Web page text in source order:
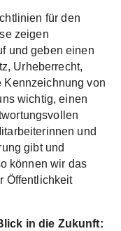
für den
zeigen
und geben einen
Urheberrecht,
Kennzeichnung von
wichtig, einen
und
gibt und
können wir das
Öffentlichkeit
in die Zukunft: